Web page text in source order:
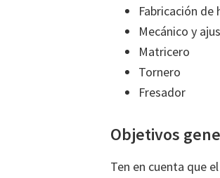
Fabricación de
Mecánico y
Matricero
Tornero
Fresador
Objetivos
Ten en cuenta que